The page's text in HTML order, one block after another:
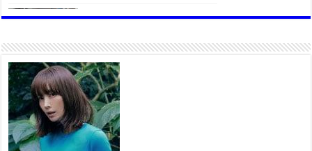
Аяллаа зөв төлөвлөхийг
2026 оны 7 сар 16 / 11 цаг 50 минут
Үер усны болзошгүй аюулаас
сэргийлж, холбогдох
байгууллагууд өндөржүүлсэн
бэлэн байдалд ажиллаж байна
2026 оны 7 сар 15 / 13 цаг 06 минут
Монгол адууны үнэ цэнийг